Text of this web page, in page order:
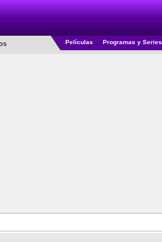
Películas Programas y Series